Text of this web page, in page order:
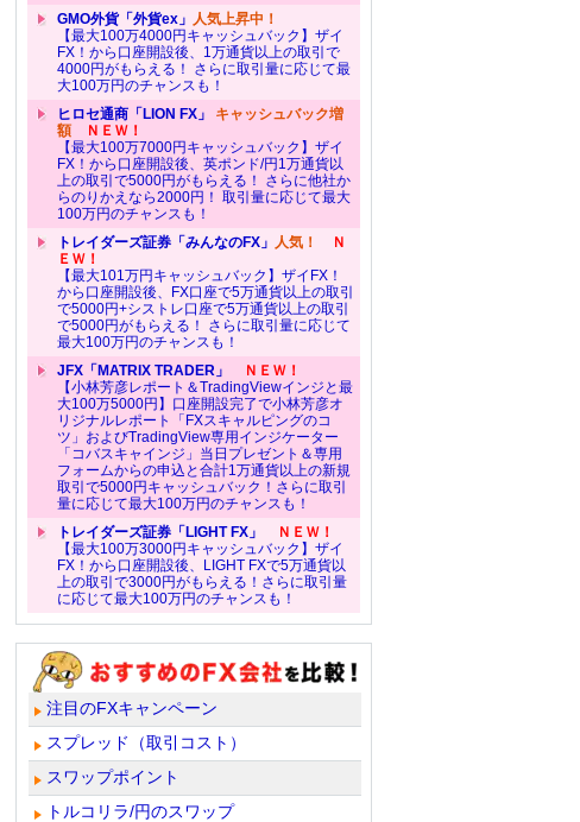
GMO外貨「外貨ex」 人気上昇中！
【最大100万4000円キャッシュバック】ザイ
FX！から口座開設後、1万通貨以上の取引で
4000円がもらえる！ さらに取引量に応じて最
大100万円のチャンスも！
ヒロセ通商「LION FX」 キャッシュバック増
額ＮＥＷ！
【最大100万7000円キャッシュバック】ザイ
FX！から口座開設後、英ポンド/円1万通貨以
上の取引で5000円がもらえる！ さらに他社か
らのりかえなら2000円！ 取引量に応じて最大
100万円のチャンスも！
トレイダーズ証券「みんなのFX」 人気！
Ｎ
ＥＷ！
【最大101万円キャッシュバック】ザイFX！
から口座開設後、FX口座で5万通貨以上の取引
で5000円+シストレ口座で5万通貨以上の取引
で5000円がもらえる！ さらに取引量に応じて
最大100万円のチャンスも！
JFX「MATRIX TRADER」
ＮＥＷ！
【小林芳彦レポート＆TradingViewインジと最
大100万5000円】口座開設完了で小林芳彦オ
リジナルレポート「FXスキャルピングのコ
ツ」およびTradingView専用インジケーター
「コバスキャインジ」当日プレゼント＆専用
フォームからの申込と合計1万通貨以上の新規
取引で5000円キャッシュバック！さらに取引
量に応じて最大100万円のチャンスも！
トレイダーズ証券「LIGHT FX」
ＮＥＷ！
【最大100万3000円キャッシュバック】ザイ
FX！から口座開設後、LIGHT FXで5万通貨以
上の取引で3000円がもらえる！さらに取引量
に応じて最大100万円のチャンスも！
注目のFXキャンペーン
スプレッド（取引コスト）
スワップポイント
トルコリラ/円のスワップ